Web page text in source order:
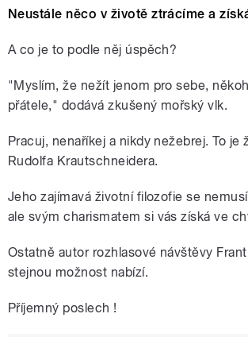
Neustále něco v životě ztrácíme a
A co je to podle něj úspěch?
"Myslím, že nežít jenom pro sebe,
přátele," dodává zkušený mořský vlk.
Pracuj, nenaříkej a nikdy nežebrej. To je
Rudolfa Krautschneidera.
Jeho zajímavá životní filozofie se
ale svým charismatem si vás získá ve
Ostatně autor rozhlasové návštěvy
stejnou možnost nabízí.
Příjemný poslech !